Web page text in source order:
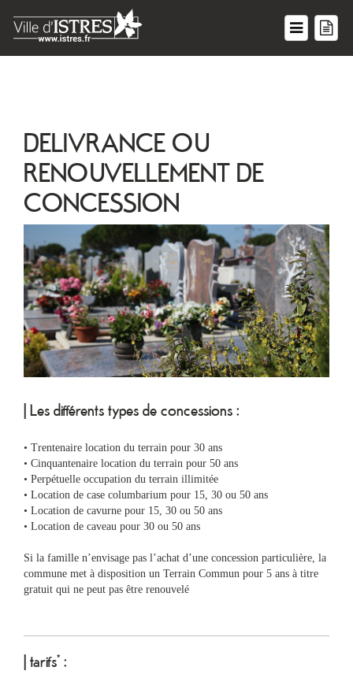
Ma
mairie
Mes
démarches
Ma
DELIVRANCE OU
RENOUVELLEMENT DE
CONCESSION
| Les différents types de concessions :
• Trentenaire location du terrain pour 30 ans
• Cinquantenaire location du terrain pour 50 ans
• Perpétuelle occupation du terrain illimitée
• Location de case columbarium pour 15, 30 ou 50 ans
• Location de cavurne pour 15, 30 ou 50 ans
• Location de caveau pour 30 ou 50 ans
Si la famille n’envisage pas l’achat d’une concession particulière, la
commune met à disposition un Terrain Commun pour 5 ans à titre
gratuit qui ne peut pas être renouvelé
| tarifs* :